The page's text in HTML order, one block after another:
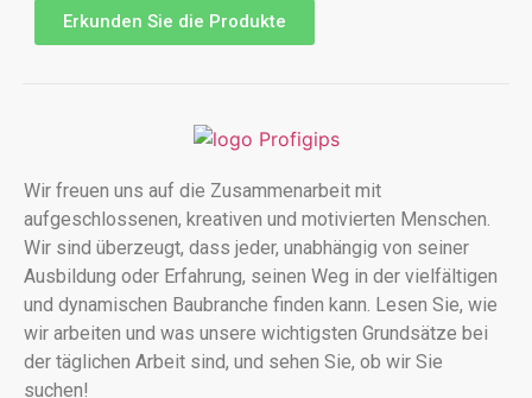
Erkunden Sie die Produkte
Wir freuen uns auf die Zusammenarbeit mit
aufgeschlossenen, kreativen und motivierten Menschen.
Wir sind überzeugt, dass jeder, unabhängig von seiner
Ausbildung oder Erfahrung, seinen Weg in der vielfältigen
und dynamischen Baubranche finden kann. Lesen Sie, wie
wir arbeiten und was unsere wichtigsten Grundsätze bei
der täglichen Arbeit sind, und sehen Sie, ob wir Sie
suchen!